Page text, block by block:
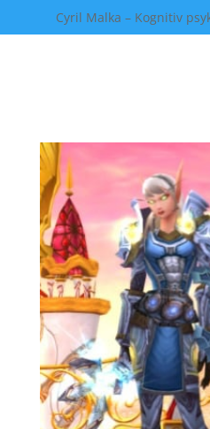
Cyril Malka – Kognitiv